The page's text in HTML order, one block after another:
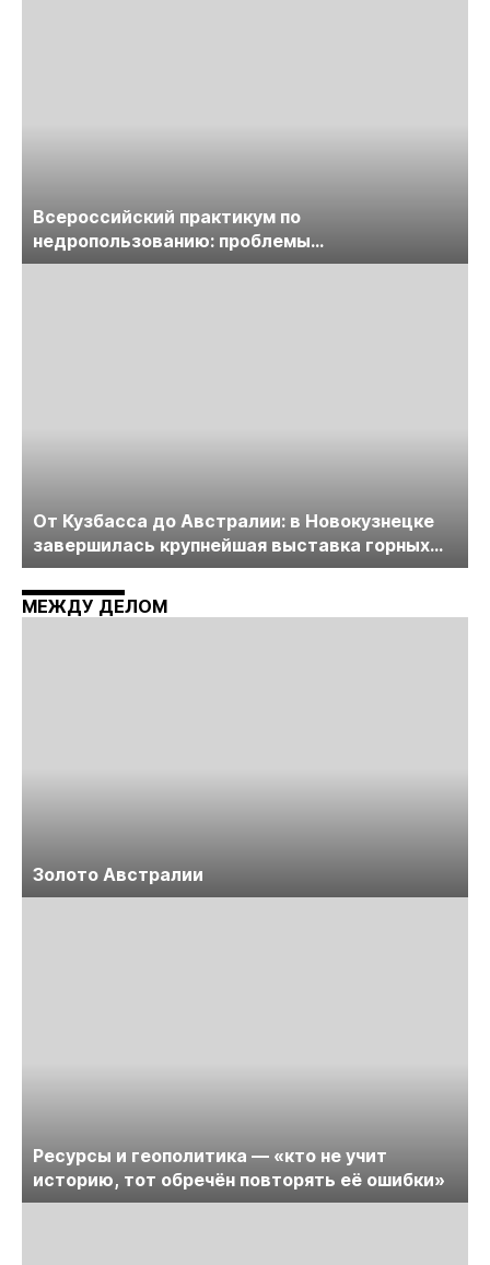
Всероссийский практикум по
недропользованию: проблемы
лицензирования, цифровизации, экспертизы
От Кузбасса до Австралии: в Новокузнецке
завершилась крупнейшая выставка горных
технологий «Недра России. Уголь России и
Майнинг»
МЕЖДУ ДЕЛОМ
Золото Австралии
Ресурсы и геополитика — «кто не учит
историю, тот обречён повторять её ошибки»